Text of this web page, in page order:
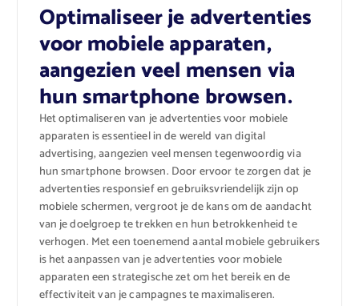
Optimaliseer je advertenties
voor mobiele apparaten,
aangezien veel mensen via
hun smartphone browsen.
Het optimaliseren van je advertenties voor mobiele
apparaten is essentieel in de wereld van digital
advertising, aangezien veel mensen tegenwoordig via
hun smartphone browsen. Door ervoor te zorgen dat je
advertenties responsief en gebruiksvriendelijk zijn op
mobiele schermen, vergroot je de kans om de aandacht
van je doelgroep te trekken en hun betrokkenheid te
verhogen. Met een toenemend aantal mobiele gebruikers
is het aanpassen van je advertenties voor mobiele
apparaten een strategische zet om het bereik en de
effectiviteit van je campagnes te maximaliseren.